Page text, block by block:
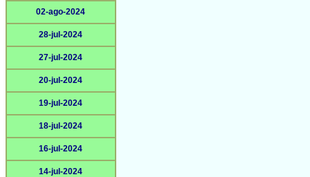
02-ago-2024
28-jul-2024
27-jul-2024
20-jul-2024
19-jul-2024
18-jul-2024
16-jul-2024
14-jul-2024